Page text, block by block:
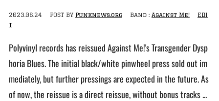
2023.06.24 POST BY Punknews.org Band : Against Me!
EDI
T
Polyvinyl records has reissued Against Me!'s Transgender Dysp
horia Blues. The initial black/white pinwheel press sold out im
mediately, but further pressings are expected in the future. As
of now, the reissue is a direct reissue, without bonus tracks ...